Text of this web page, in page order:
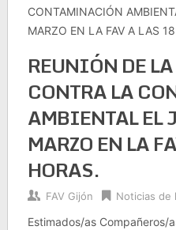
CONTAMINACIÓN
MARZO EN LA FAV A LAS
REUNIÓN DE
CONTRA LA
AMBIENTAL EL
MARZO EN LA
HORAS.
FAV Gijón Noticias de
Estimados/as Compañeros/